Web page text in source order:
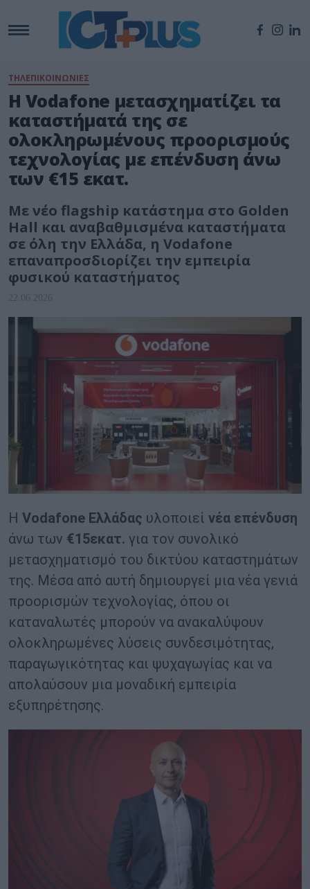
ΤΗΛΕΠΙΚΟΙΝΩΝΙΕΣ
Η Vodafone μετασχηματίζει τα
καταστήματά της σε
ολοκληρωμένους προορισμούς
τεχνολογίας με επένδυση άνω
των €15 εκατ.
Με νέο flagship κατάστημα στο Golden
Hall και αναβαθμισμένα καταστήματα
σε όλη την Ελλάδα, η Vodafone
επαναπροσδιορίζει την εμπειρία
φυσικού καταστήματος
22.06.2026
Η Vodafone Ελλάδας υλοποιεί νέα επένδυση
άνω των €15εκατ. για τον συνολικό
μετασχηματισμό του δικτύου καταστημάτων
της. Μέσα από αυτή δημιουργεί μια νέα γενιά
προορισμών τεχνολογίας, όπου οι
καταναλωτές μπορούν να ανακαλύψουν
ολοκληρωμένες λύσεις συνδεσιμότητας,
παραγωγικότητας και ψυχαγωγίας και να
απολαύσουν μια μοναδική εμπειρία
εξυπηρέτησης.